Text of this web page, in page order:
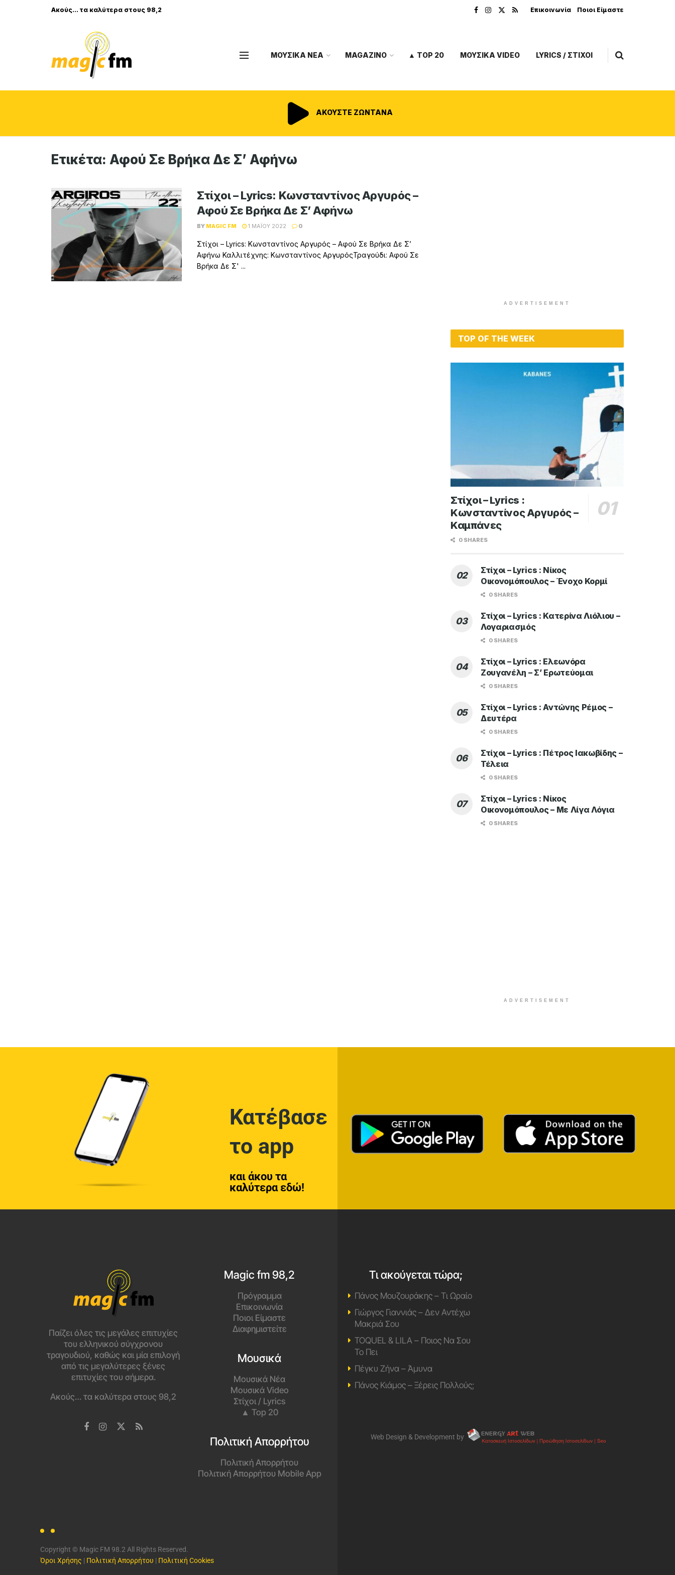
Ακούς... τα καλύτερα στους 98,2 Επικοινωνία Ποιοι Είμαστε
ΜΟΥΣΙΚΑ ΝΕΑ MAGAZINO ▲ TOP 20 ΜΟΥΣΙΚΑ VIDEO LYRICS / ΣΤΙΧΟΙ
ΑΚΟΥΣΤΕ ΖΩΝΤΑΝΑ
Ετικέτα: Αφού Σε Βρήκα Δε Σ’ Αφήνω
Στίχοι – Lyrics: Κωνσταντίνος Αργυρός –
Αφού Σε Βρήκα Δε Σ’ Αφήνω
BY MAGIC FM 1 ΜΑΪ́ΟΥ 2022 0
Στίχοι – Lyrics: Κωνσταντίνος Αργυρός – Αφού Σε Βρήκα Δε Σ’
Αφήνω Καλλιτέχνης: Κωνσταντίνος ΑργυρόςΤραγούδι: Αφού Σε
Βρήκα Δε Σ' ...
ADVERTISEMENT
TOP OF THE WEEK
Στίχοι – Lyrics :
Κωνσταντίνος Αργυρός –
Καμπάνες
0 SHARES
Στίχοι – Lyrics : Νίκος
Οικονομόπουλος – Ένοχο Κορμί
0 SHARES
Στίχοι – Lyrics : Κατερίνα Λιόλιου –
Λογαριασμός
0 SHARES
Στίχοι – Lyrics : Ελεωνόρα
Ζουγανέλη – Σ’ Ερωτεύομαι
0 SHARES
Στίχοι – Lyrics : Αντώνης Ρέμος –
Δευτέρα
0 SHARES
Στίχοι – Lyrics : Πέτρος Ιακωβίδης –
Τέλεια
0 SHARES
Στίχοι – Lyrics : Νίκος
Οικονομόπουλος – Με Λίγα Λόγια
0 SHARES
ADVERTISEMENT
Κατέβασε
το app
και άκου τα
καλύτερα εδώ!
Παίζει όλες τις μεγάλες επιτυχίες
του ελληνικού σύγχρονου
τραγουδιού, καθώς και μία επιλογή
από τις μεγαλύτερες ξένες
επιτυχίες του σήμερα.
Ακούς… τα καλύτερα στους 98,2
Magic fm 98,2
Πρόγραμμα
Επικοινωνία
Ποιοι Είμαστε
Διαφημιστείτε
Μουσικά
Μουσικά Νέα
Μουσικά Video
Στίχοι / Lyrics
▲ Top 20
Πολιτική Απορρήτου
Πολιτική Απορρήτου
Πολιτική Απορρήτου Mobile App
Copyright © Magic FM 98.2 All Rights Reserved.
Όροι Χρήσης | Πολιτική Απορρήτου | Πολιτική Cookies
Τι ακούγεται τώρα;
Πάνος Μουζουράκης – Τι Ωραίο
Γιώργος Γιαννιάς – Δεν Αντέχω
Μακριά Σου
TOQUEL & LILA – Ποιος Να Σου
Το Πει
Πέγκυ Ζήνα – Άμυνα
Πάνος Κιάμος – Ξέρεις Πολλούς;
Web Design & Development by